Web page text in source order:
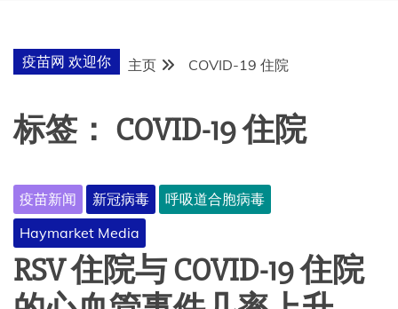
疫苗网 欢迎你 主页 COVID-19 住院
标签： COVID-19 住院
疫苗新闻 新冠病毒
呼吸道合胞病毒
Haymarket Media
RSV 住院与 COVID-19 住院